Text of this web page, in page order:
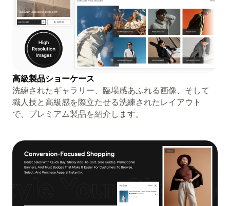
高級製品ショーケース
洗練されたギャラリー、臨場感あふれる画像、そして
職人技と高級感を際立たせる洗練されたレイアウト
で、プレミアム製品を紹介します。